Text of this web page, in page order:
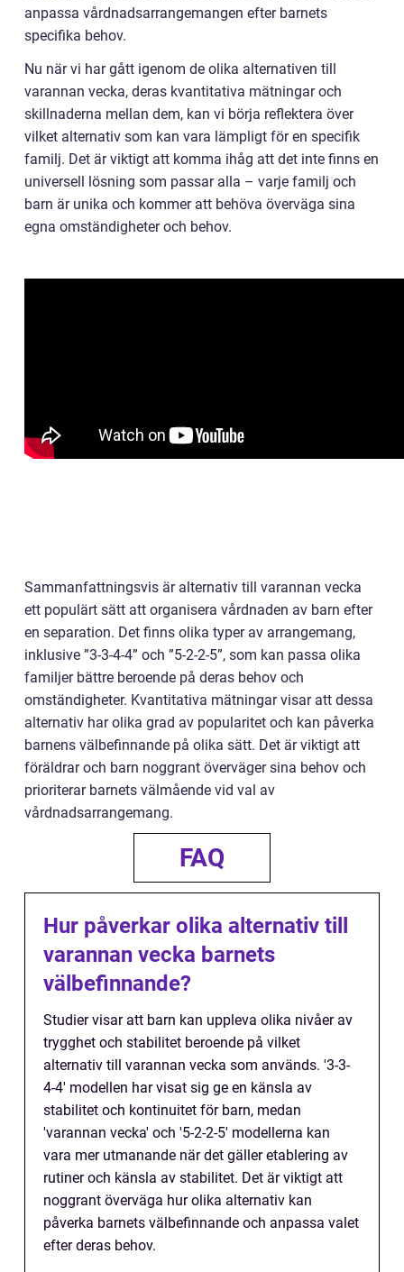
anpassa vårdnadsarrangemangen efter barnets
specifika behov.
Nu när vi har gått igenom de olika alternativen till
varannan vecka, deras kvantitativa mätningar och
skillnaderna mellan dem, kan vi börja reflektera över
vilket alternativ som kan vara lämpligt för en specifik
familj. Det är viktigt att komma ihåg att det inte finns en
universell lösning som passar alla – varje familj och
barn är unika och kommer att behöva överväga sina
egna omständigheter och behov.
Sammanfattningsvis är alternativ till varannan vecka
ett populärt sätt att organisera vårdnaden av barn efter
en separation. Det finns olika typer av arrangemang,
inklusive ”3-3-4-4” och ”5-2-2-5”, som kan passa olika
familjer bättre beroende på deras behov och
omständigheter. Kvantitativa mätningar visar att dessa
alternativ har olika grad av popularitet och kan påverka
barnens välbefinnande på olika sätt. Det är viktigt att
föräldrar och barn noggrant överväger sina behov och
prioriterar barnets välmående vid val av
vårdnadsarrangemang.
FAQ
Hur påverkar olika alternativ till
varannan vecka barnets
välbefinnande?
Studier visar att barn kan uppleva olika nivåer av
trygghet och stabilitet beroende på vilket
alternativ till varannan vecka som används. '3-3-
4-4' modellen har visat sig ge en känsla av
stabilitet och kontinuitet för barn, medan
'varannan vecka' och '5-2-2-5' modellerna kan
vara mer utmanande när det gäller etablering av
rutiner och känsla av stabilitet. Det är viktigt att
noggrant överväga hur olika alternativ kan
påverka barnets välbefinnande och anpassa valet
efter deras behov.